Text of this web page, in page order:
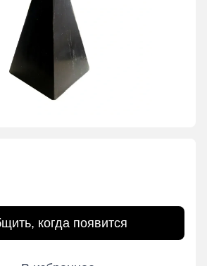
когда появится